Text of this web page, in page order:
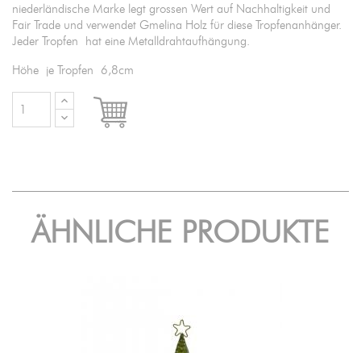
niederländische Marke legt grossen Wert auf Nachhaltigkeit und
Fair Trade und verwendet Gmelina Holz für diese Tropfenanhänger.
Jeder Tropfen hat eine Metalldrahtaufhängung.
Höhe je Tropfen 6,8cm

ÄHNLICHE PRODUKTE